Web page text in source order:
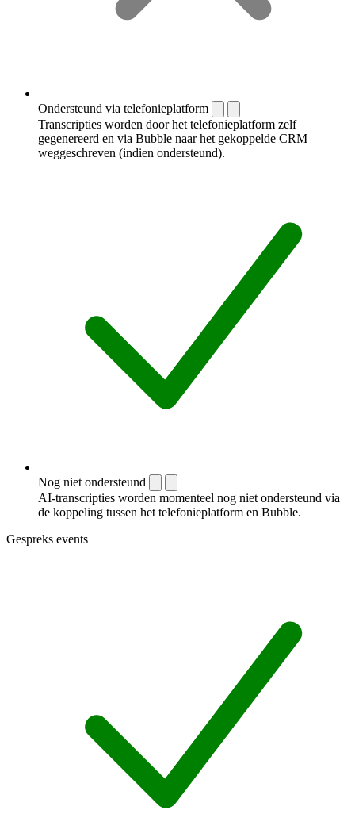
Ondersteund via telefonieplatform
Transcripties worden door het telefonieplatform zelf
gegenereerd en via Bubble naar het gekoppelde CRM
weggeschreven (indien ondersteund).
Nog niet ondersteund
AI-transcripties worden momenteel nog niet ondersteund via
de koppeling tussen het telefonieplatform en Bubble.
Gespreks events